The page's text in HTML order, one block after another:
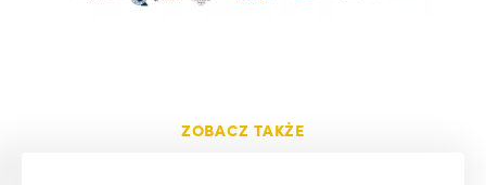
ZOBACZ TAKŻE